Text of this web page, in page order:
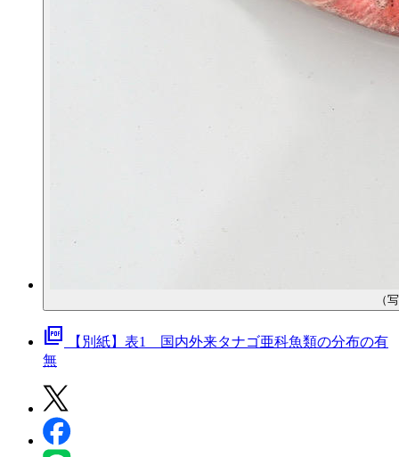
（
picture_as_pdf
【別紙】表1 国内外来タナゴ亜科魚類の分布の有
無